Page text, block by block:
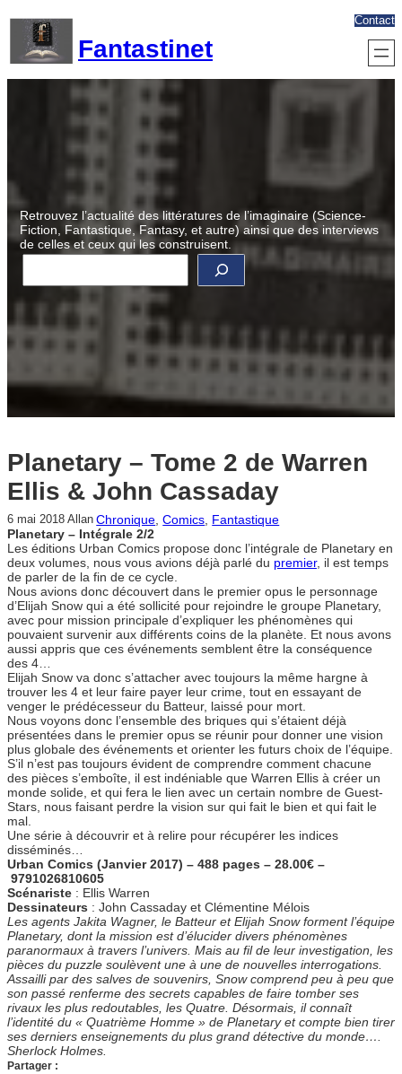
contenu
Fantastinet
Contact
Retrouvez l’actualité des littératures de l’imaginaire (Science-
Fiction, Fantastique, Fantasy, et autre) ainsi que des interviews
de celles et ceux qui les construisent.
R
c
h
r
r
Planetary – Tome 2 de Warren
Ellis & John Cassaday
6 mai 2018 Allan Chronique, Comics, Fantastique
Planetary – Intégrale 2/2
Les éditions Urban Comics propose donc l’intégrale de Planetary en
deux volumes, nous vous avions déjà parlé du premier, il est temps
de parler de la fin de ce cycle.
Nous avions donc découvert dans le premier opus le personnage
d’Elijah Snow qui a été sollicité pour rejoindre le groupe Planetary,
avec pour mission principale d’expliquer les phénomènes qui
pouvaient survenir aux différents coins de la planète. Et nous avons
aussi appris que ces événements semblent être la conséquence
des 4…
Elijah Snow va donc s’attacher avec toujours la même hargne à
trouver les 4 et leur faire payer leur crime, tout en essayant de
venger le prédécesseur du Batteur, laissé pour mort.
Nous voyons donc l’ensemble des briques qui s’étaient déjà
présentées dans le premier opus se réunir pour donner une vision
plus globale des événements et orienter les futurs choix de l’équipe.
S’il n’est pas toujours évident de comprendre comment chacune
des pièces s’emboîte, il est indéniable que Warren Ellis à créer un
monde solide, et qui fera le lien avec un certain nombre de Guest-
Stars, nous faisant perdre la vision sur qui fait le bien et qui fait le
mal.
Une série à découvrir et à relire pour récupérer les indices
disséminés…
Urban Comics (Janvier 2017) – 488 pages – 28.00€ –
9791026810605
Scénariste : Ellis Warren
Dessinateurs : John Cassaday et Clémentine Mélois
Les agents Jakita Wagner, le Batteur et Elijah Snow forment l’équipe
Planetary, dont la mission est d’élucider divers phénomènes
paranormaux à travers l’univers. Mais au fil de leur investigation, les
pièces du puzzle soulèvent une à une de nouvelles interrogations.
Assailli par des salves de souvenirs, Snow comprend peu à peu que
son passé renferme des secrets capables de faire tomber ses
rivaux les plus redoutables, les Quatre. Désormais, il connaît
l’identité du « Quatrième Homme » de Planetary et compte bien tirer
ses derniers enseignements du plus grand détective du monde….
Sherlock Holmes.
Partager :